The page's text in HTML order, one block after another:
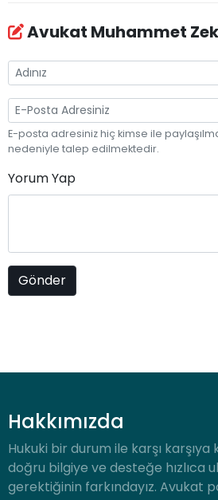
Avukat Muhammet
E-posta adresiniz hiç kimse ile
nedeniyle talep edilmektedir.
Yorum Yap
Hakkımızda
Hukuki bir durum ile karşı karşıya
doğru bilgiye ve desteğe hızlıca
gerektiğinin farkındayız. Avukat